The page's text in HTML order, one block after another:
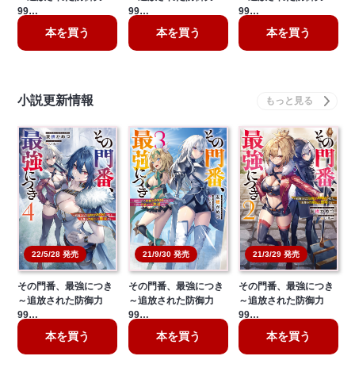
99…
本を買う
99…
本を買う
99…
本を買う
小説更新情報
22/5/28 発売
その門番、最強につき
～追放された防御力
99…
本を買う
21/9/30 発売
その門番、最強につき
～追放された防御力
99…
本を買う
21/3/29 発売
その門番、最強につき
～追放された防御力
99…
本を買う